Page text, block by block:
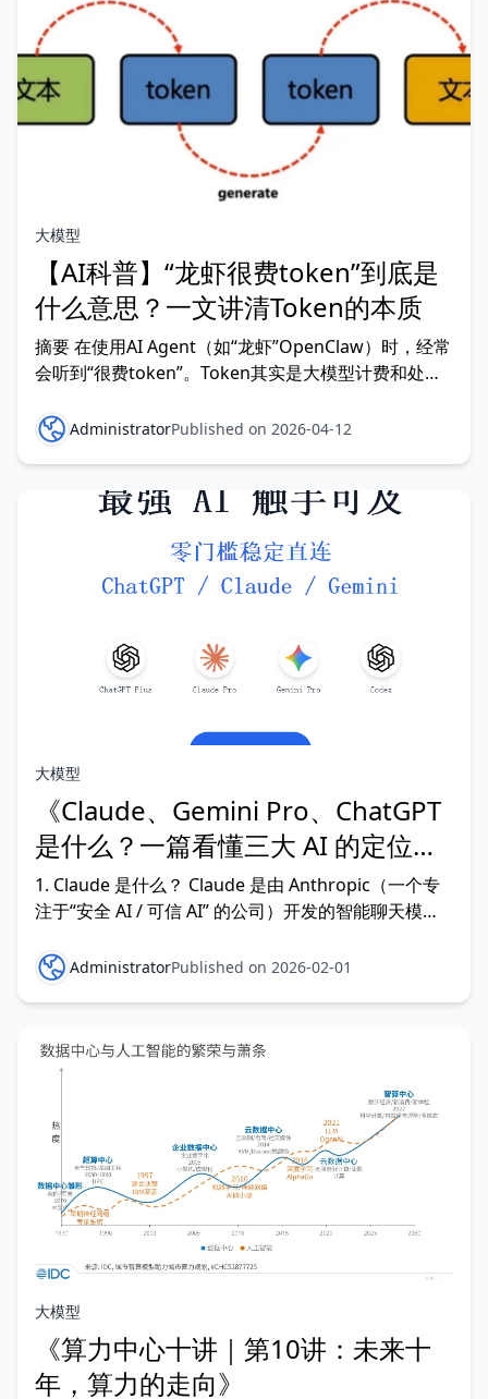
大模型
【AI科普】“龙虾很费token”到底是
什么意思？一文讲清Token的本质
摘要 在使用AI Agent（如“龙虾”OpenClaw）时，经常
会听到“很费token”。Token其实是大模型计费和处理
原理、计费、使用场景三个维度，讲清token到底是什
么、为什么会消耗，以及为什么Agent特别费token。
AdministratorPublished on 2026-04-12
大模型
《Claude、Gemini Pro、ChatGPT
是什么？一篇看懂三大 AI 的定位与
差异》
1. Claude 是什么？ Claude 是由 Anthropic（一个专
注于“安全 AI / 可信 AI” 的公司）开发的智能聊天模
其中 Claude Pro 是付费的专业版，提供更强能力、更
大上下文和更高稳定性。 https://c
AdministratorPublished on 2026-02-01
大模型
《算力中心十讲｜第10讲：未来十
年，算力的走向》